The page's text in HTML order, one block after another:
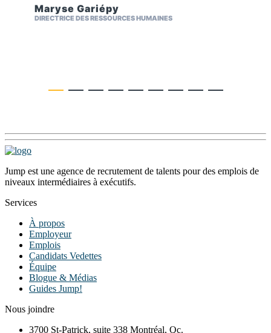
Maryse Gariépy
DIRECTRICE DES RESSOURCES HUMAINES
Jump est une agence de recrutement de talents pour des emplois de
niveaux intermédiaires à exécutifs.
Services
À propos
Employeur
Emplois
Candidats Vedettes
Équipe
Blogue & Médias
Guides Jump!
Nous joindre
3700 St-Patrick, suite 338 Montréal, Qc.